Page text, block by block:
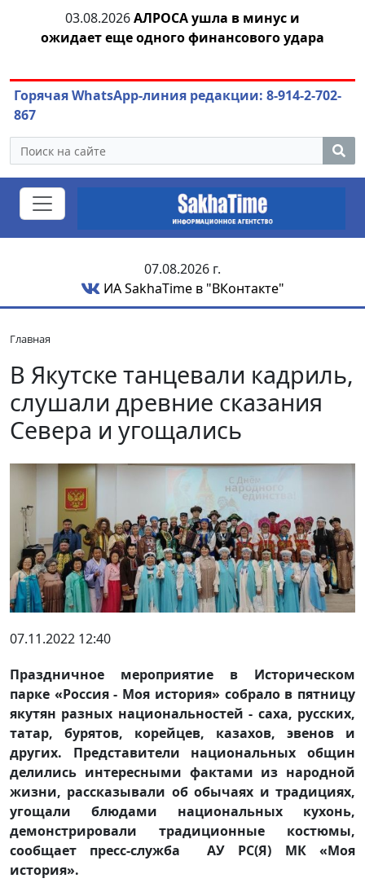
03.08.2026АЛРОСА ушла в минус и
ожидает еще одного финансового удара
Горячая WhatsApp-линия редакции: 8-914-2-702-
867
07.08.2026 г.
ИА SakhaTime в "ВКонтакте"
Главная
В Якутске танцевали кадриль,
слушали древние сказания
Севера и угощались
07.11.2022 12:40
Праздничное мероприятие в Историческом
парке «Россия - Моя история» собрало в пятницу
якутян разных национальностей - саха, русских,
татар, бурятов, корейцев, казахов, эвенов и
других. Представители национальных общин
делились интересными фактами из народной
жизни, рассказывали об обычаях и традициях,
угощали блюдами национальных кухонь,
демонстрировали традиционные костюмы,
сообщает пресс-служба АУ РС(Я) МК «Моя
история».